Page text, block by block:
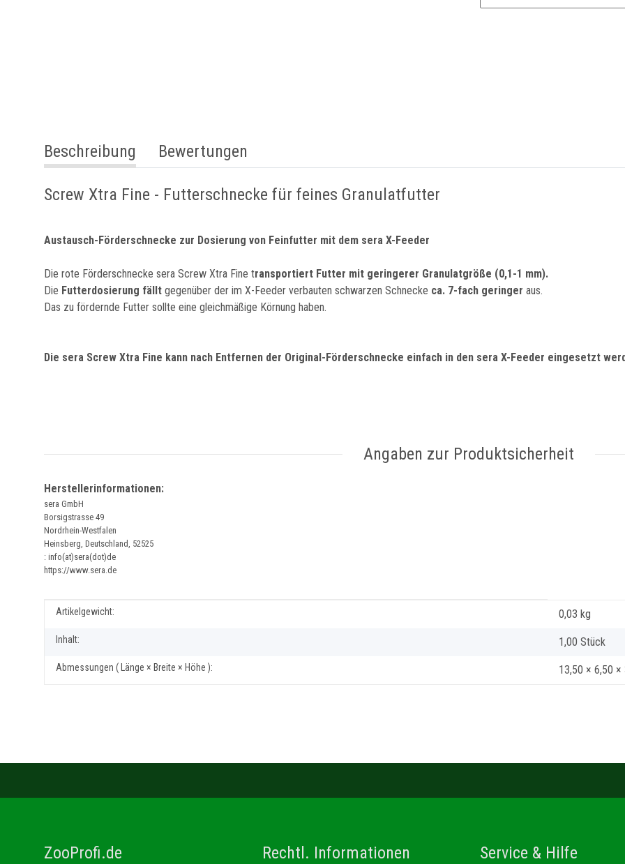
weitere Registerkarten anzeigen
Beschreibung Bewertungen
Screw Xtra Fine - Futterschnecke für feines Granulatfutter
Austausch-Förderschnecke zur Dosierung von Feinfutter mit dem sera X-Feeder
Die rote Förderschnecke sera Screw Xtra Fine transportiert Futter mit geringerer Granulatgröße (0,1-1 mm).
Die Futterdosierung fällt gegenüber der im X-Feeder verbauten schwarzen Schnecke ca. 7-fach geringer aus.
Das zu fördernde Futter sollte eine gleichmäßige Körnung haben.
Die sera Screw Xtra Fine kann nach Entfernen der Original-Förderschnecke einfach in den sera X-Feeder eingesetzt
Angaben zur Produktsicherheit
Herstellerinformationen:
sera GmbH
Borsigstrasse 49
Nordrhein-Westfalen
Heinsberg, Deutschland, 52525
: info(at)sera(dot)de
https://www.sera.de
Produkteigenschaft
Wert
Artikelgewicht: 0,03 kg
Inhalt: 1,00 Stück
Abmessungen ( Länge × Breite × Höhe ): 13,50 × 6,50
ZooProfi.de Rechtl. Informationen Service & Hilfe